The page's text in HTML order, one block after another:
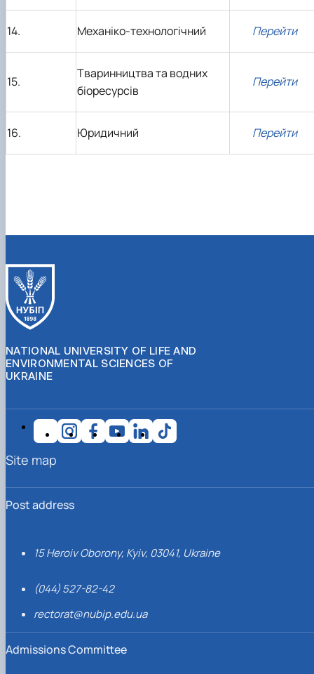
14. Механіко-технологічний Перейти
15.
Тваринництва та водних
біоресурсів
Перейти
16. Юридичний Перейти
NATIONAL UNIVERSITY OF LIFE AND
ENVIRONMENTAL SCIENCES OF
UKRAINE
Post address
15 Heroiv Oborony, Kyiv, 03041, Ukraine
(044) 527-82-42
rectorat@nubip.edu.ua
Admissions Committee
Site map